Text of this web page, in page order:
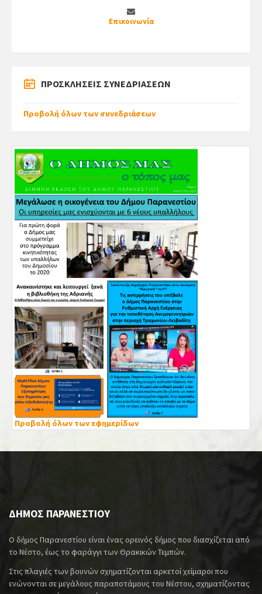
Επικοινωνία
ΠΡΟΣΚΛΗΣΕΙΣ ΣΥΝΕΔΡΙΑΣΕΩΝ
Προβολή όλων των συνεδριάσεων
Προβολή όλων των εφημερίδων
ΔΗΜΟΣ ΠΑΡΑΝΕΣΤΙΟΥ
Ο δήμος Παρανεστίου είναι ένας ορεινός δήμος που διασχίζεται από
το Νέστο, έως το φαράγγι των Θρακικών Τεμπών.
Στις πλαγιές των βουνών σχηματίζονται αρκετοί χείμαροι που
ενώνονται σε μεγάλους παραποτάμους του Νέστου, σχηματίζοντας